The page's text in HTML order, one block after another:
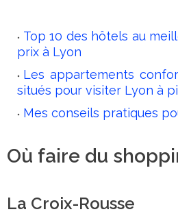
Top 10 des hôtels au
prix à Lyon
Les appartements
situés pour visiter Lyon à
Mes conseils pratiques
Où faire du
La Croix-Rousse